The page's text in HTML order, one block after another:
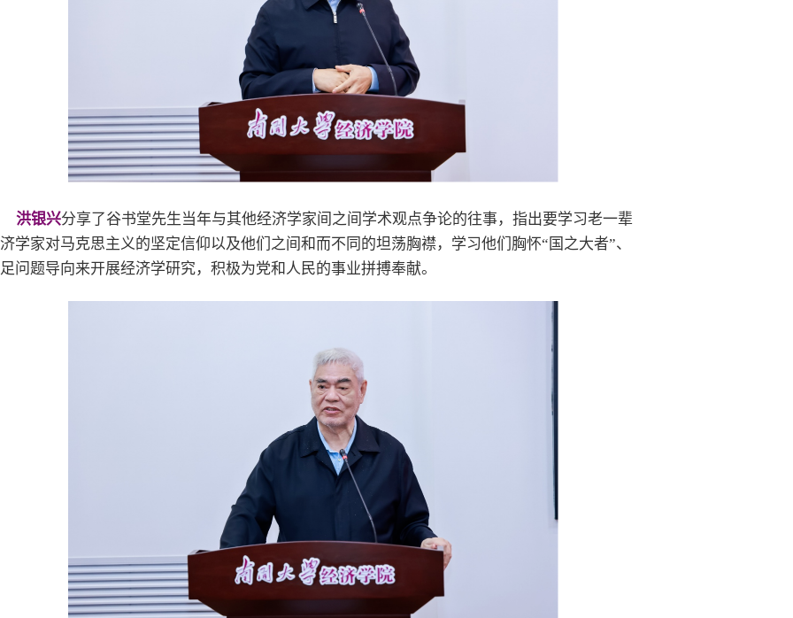
洪银兴分享了谷书堂先生当年与其他经济学家间之间学术观点争论的往事，指出要学习老一辈
学家对马克思主义的坚定信仰以及他们之间和而不同的坦荡胸襟，学习他们胸怀“国之大者”、
问题导向来开展经济学研究，积极为党和人民的事业拼搏奉献。